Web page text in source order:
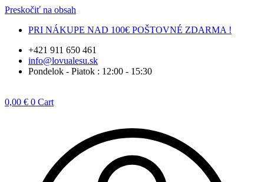
Preskočiť na obsah
PRI NÁKUPE NAD 100€ POŠTOVNÉ ZDARMA !
+421 911 650 461
info@lovualesu.sk
Pondelok - Piatok : 12:00 - 15:30
0,00 € 0 Cart